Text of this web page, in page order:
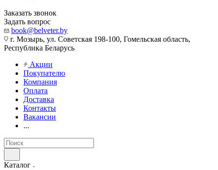
Заказать звонок
Задать вопрос
book@belveter.by
г. Мозырь, ул. Советская 198-100, Гомельская область,
Республика Беларусь
Акции
Покупателю
Компания
Оплата
Доставка
Контакты
Вакансии
...
Каталог